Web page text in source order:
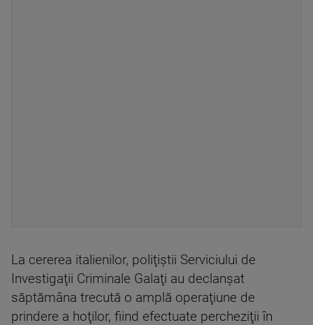
La cererea italienilor, poliţiştii Serviciului de
Investigaţii Criminale Galaţi au declanşat
săptămâna trecută o amplă operaţiune de
prindere a hoţilor, fiind efectuate percheziţii în